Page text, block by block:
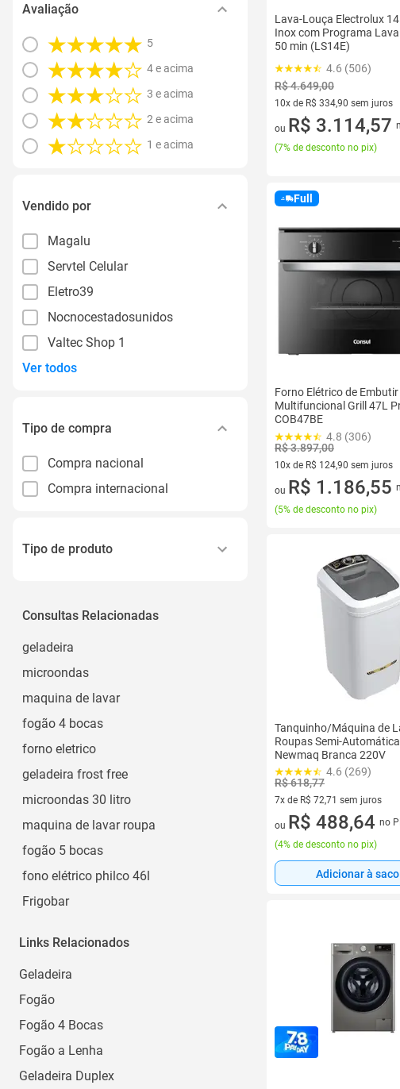
Avaliação
5
4 e acima
3 e acima
2 e acima
1 e acima
Vendido por
Magalu
Servtel Celular
Eletro39
Nocnocestadosunidos
Valtec Shop 1
Ver todos
Tipo de compra
Compra nacional
Compra internacional
Tipo de produto
Placa para Eletrodomésticos
Mini Máquina de Lavar
Suporte para Eletrodomésticos
Mangueira para Eletrodomésticos
Ver todos
Consultas Relacionadas
geladeira
microondas
maquina de lavar
fogão 4 bocas
forno eletrico
geladeira frost free
microondas 30 litro
maquina de lavar roupa
fogão 5 bocas
fono elétrico philco 46l
Frigobar
Links Relacionados
Geladeira
Fogão
Fogão 4 Bocas
Fogão a Lenha
Geladeira Duplex
Lava-Louça Electrolux
Inox com Programa Lava
50 min (LS14E)
4.6 (506)
R$ 4.649,00
10x de R$ 334,90 sem juros
10 vez de R$ 334,90 sem juros
ou R$ 3.114,57
(7% de desconto no pix)
Full
Forno Elétrico de Embutir
Multifuncional Grill 47L
COB47BE
4.8 (306)
R$ 3.897,00
10x de R$ 124,90 sem juros
10 vez de R$ 124,90 sem juros
ou R$ 1.186,55
(5% de desconto no pix)
Tanquinho/Máquina de
Roupas Semi-
Newmaq Branca 220V
4.6 (269)
R$ 618,77
7x de R$ 72,71 sem juros
7 vez de R$ 72,71 sem juros
ou R$ 488,64 no
(4% de desconto no pix)
Adicionar à